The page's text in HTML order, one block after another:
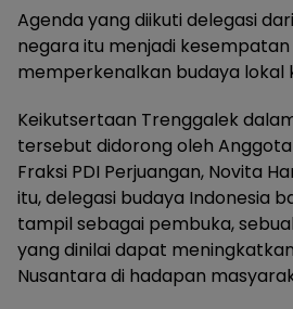
Agenda yang diikuti delegasi
negara itu menjadi
memperkenalkan budaya lokal
Keikutsertaan Trenggalek
tersebut didorong oleh Anggota
Fraksi PDI Perjuangan, Novita
itu, delegasi budaya Indonesia
tampil sebagai pembuka,
yang dinilai dapat
Nusantara di hadapan